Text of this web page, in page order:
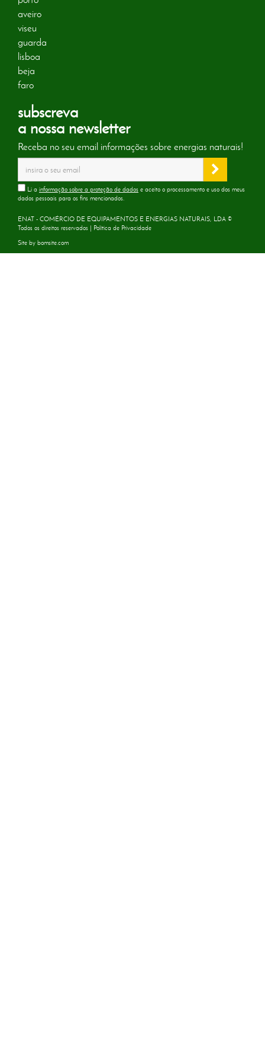
aveiro
viseu
guarda
lisboa
beja
faro
subscreva
a nossa newsletter
Receba no seu email informações sobre energias naturais!
Li a informação sobre a proteção de dados e aceito o processamento e uso dos meus
dados pessoais para os fins mencionados.
ENAT - COMÉRCIO DE EQUIPAMENTOS E ENERGIAS NATURAIS, LDA ©
Todos os direitos reservados | Política de Privacidade
Site by bomsite.com